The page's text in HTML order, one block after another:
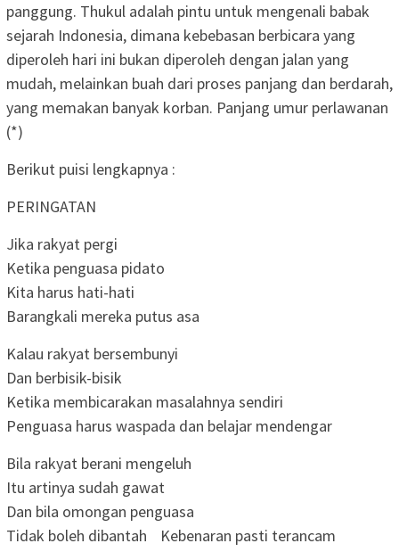
panggung. Thukul adalah pintu untuk mengenali babak
sejarah Indonesia, dimana kebebasan berbicara yang
diperoleh hari ini bukan diperoleh dengan jalan yang
mudah, melainkan buah dari proses panjang dan berdarah,
yang memakan banyak korban. Panjang umur perlawanan
(*)
Berikut puisi lengkapnya :
PERINGATAN
Jika rakyat pergi
Ketika penguasa pidato
Kita harus hati-hati
Barangkali mereka putus asa
Kalau rakyat bersembunyi
Dan berbisik-bisik
Ketika membicarakan masalahnya sendiri
Penguasa harus waspada dan belajar mendengar
Bila rakyat berani mengeluh
Itu artinya sudah gawat
Dan bila omongan penguasa
Tidak boleh dibantah Kebenaran pasti terancam